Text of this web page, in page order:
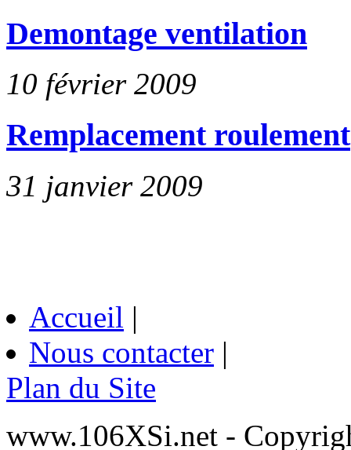
Demontage ventilation
10 février 2009
Remplacement roulement
31 janvier 2009
Accueil |
Nous contacter |
Plan du Site
www.106XSi.net -